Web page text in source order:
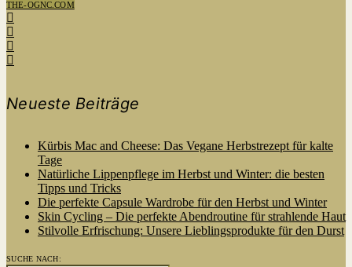
THE-OGNC.COM
Neueste Beiträge
Kürbis Mac and Cheese: Das Vegane Herbstrezept für kalte
Tage
Natürliche Lippenpflege im Herbst und Winter: die besten
Tipps und Tricks
Die perfekte Capsule Wardrobe für den Herbst und Winter
Skin Cycling – Die perfekte Abendroutine für strahlende Haut
Stilvolle Erfrischung: Unsere Lieblingsprodukte für den Durst
SUCHE NACH: